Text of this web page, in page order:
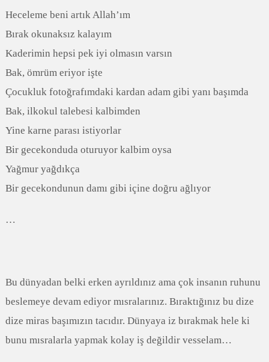
Heceleme beni artık Allah’ım
Bırak okunaksız kalayım
Kaderimin hepsi pek iyi olmasın varsın
Bak, ömrüm eriyor işte
Çocukluk fotoğrafımdaki kardan adam gibi yanı başımda
Bak, ilkokul talebesi kalbimden
Yine karne parası istiyorlar
Bir gecekonduda oturuyor kalbim oysa
Yağmur yağdıkça
Bir gecekondunun damı gibi içine doğru ağlıyor
…
Bu dünyadan belki erken ayrıldınız ama çok insanın ruhunu
beslemeye devam ediyor mısralarınız. Bıraktığınız bu dize
dize miras başımızın tacıdır. Dünyaya iz bırakmak hele ki
bunu mısralarla yapmak kolay iş değildir vesselam…